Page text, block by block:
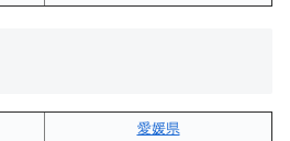
愛媛県